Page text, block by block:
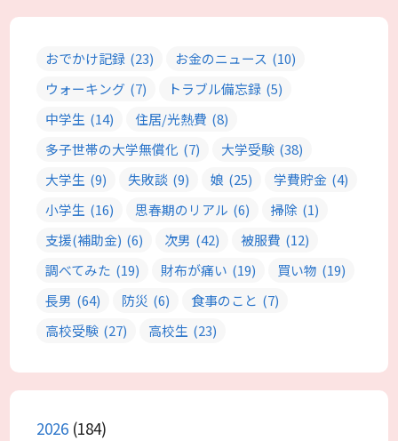
おでかけ記録 (23) お金のニュース (10)
ウォーキング (7) トラブル備忘録 (5)
中学生 (14) 住居/光熱費 (8)
多子世帯の大学無償化 (7) 大学受験 (38)
大学生 (9) 失敗談 (9) 娘 (25) 学費貯金 (4)
小学生 (16) 思春期のリアル (6) 掃除 (1)
支援(補助金) (6) 次男 (42) 被服費 (12)
調べてみた (19) 財布が痛い (19) 買い物 (19)
長男 (64) 防災 (6) 食事のこと (7)
高校受験 (27) 高校生 (23)
2026 (184)